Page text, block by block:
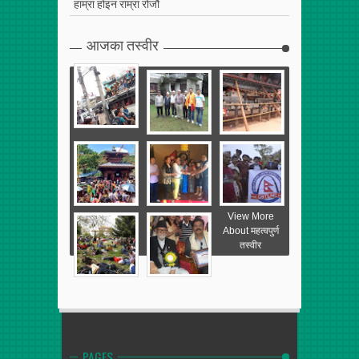
आजका तस्वीर
View More
About महत्वपुर्ण
तस्वीर